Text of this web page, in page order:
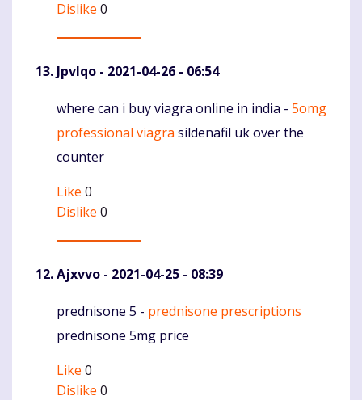
Dislike 0
Jpvlqo - 2021-04-26 - 06:54
Komentaras
where can i buy viagra online in india - 5omg
professional viagra sildenafil uk over the
counter
Like 0
Dislike 0
Ajxvvo - 2021-04-25 - 08:39
Komentaras
prednisone 5 - prednisone prescriptions
prednisone 5mg price
Like 0
Dislike 0